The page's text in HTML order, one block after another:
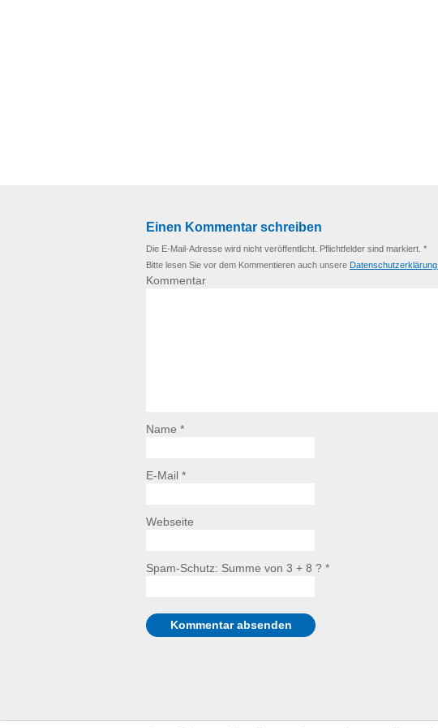
Einen Kommentar schreiben
Die E-Mail-Adresse wird nicht veröffentlicht. Pflichtfelder sind markiert. *
Bitte lesen Sie vor dem Kommentieren auch unsere Datenschutzerklärung.
Kommentar
Name *
E-Mail *
Webseite
Spam-Schutz: Summe von 3 + 8 ? *